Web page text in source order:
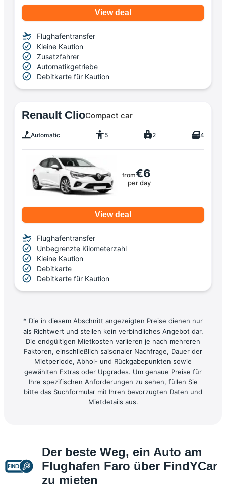
View deal
Flughafentransfer
Kleine Kaution
Zusatzfahrer
Automatikgetriebe
Debitkarte für Kaution
Renault ClioCompact car
Automatic 5 2 4
from€6
per day
View deal
Flughafentransfer
Unbegrenzte Kilometerzahl
Kleine Kaution
Debitkarte
Debitkarte für Kaution
* Die in diesem Abschnitt angezeigten Preise dienen nur
als Richtwert und stellen kein verbindliches Angebot dar.
Die endgültigen Mietkosten variieren je nach mehreren
Faktoren, einschließlich saisonaler Nachfrage, Dauer der
Mietperiode, Abhol- und Rückgabepunkten sowie
gewählten Extras oder Upgrades. Um genaue Preise für
Ihre spezifischen Anforderungen zu sehen, füllen Sie
bitte das Suchformular mit Ihren bevorzugten Daten und
Mietdetails aus.
Der beste Weg, ein Auto am
Flughafen Faro über FindYCar
zu mieten